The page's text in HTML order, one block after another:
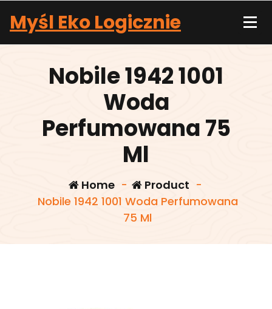
content
Myśl Eko Logicznie
Nobile 1942 1001
Woda
Perfumowana 75
Ml
Home- Product -
Nobile 1942 1001 Woda Perfumowana
75 Ml